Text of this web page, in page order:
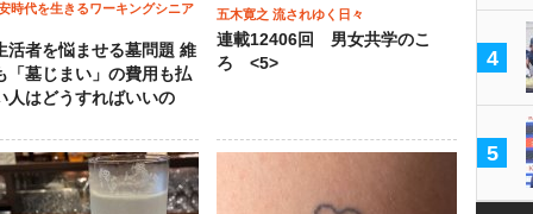
時代を生きるワーキングシニア
活者を悩ませる墓問題 維
「墓じまい」の費用も払
人はどうすればいいの
五木寛之 流されゆく日々
連載12406回 男女共学のこ
ろ <5>
4
5